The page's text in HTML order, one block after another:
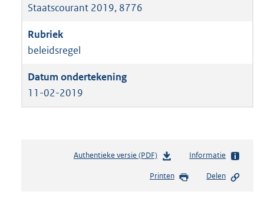
Staatscourant 2019, 8776
beleidsregel
11-02-2019
Authentieke versie (PDF)b
s
Informatie
Printen Delen